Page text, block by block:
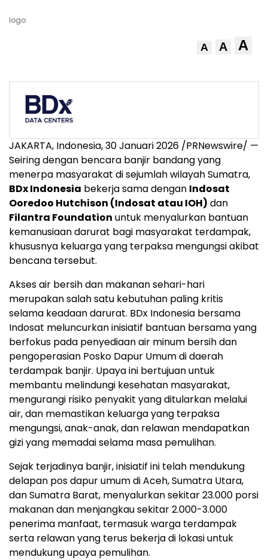
logo
A A A
JAKARTA, Indonesia, 30 Januari 2026 /PRNewswire/ —
Seiring dengan bencara banjir bandang yang
menerpa masyarakat di sejumlah wilayah Sumatra,
BDx Indonesia bekerja sama dengan Indosat
Ooredoo Hutchison (Indosat atau IOH) dan
Filantra Foundation untuk menyalurkan bantuan
kemanusiaan darurat bagi masyarakat terdampak,
khususnya keluarga yang terpaksa mengungsi akibat
bencana tersebut.
Akses air bersih dan makanan sehari-hari
merupakan salah satu kebutuhan paling kritis
selama keadaan darurat. BDx Indonesia bersama
Indosat meluncurkan inisiatif bantuan bersama yang
berfokus pada penyediaan air minum bersih dan
pengoperasian Posko Dapur Umum di daerah
terdampak banjir. Upaya ini bertujuan untuk
membantu melindungi kesehatan masyarakat,
mengurangi risiko penyakit yang ditularkan melalui
air, dan memastikan keluarga yang terpaksa
mengungsi, anak-anak, dan relawan mendapatkan
gizi yang memadai selama masa pemulihan.
Sejak terjadinya banjir, inisiatif ini telah mendukung
delapan pos dapur umum di Aceh, Sumatra Utara,
dan Sumatra Barat, menyalurkan sekitar 23.000 porsi
makanan dan menjangkau sekitar 2.000-3.000
penerima manfaat, termasuk warga terdampak
serta relawan yang terus bekerja di lokasi untuk
mendukung upaya pemulihan.